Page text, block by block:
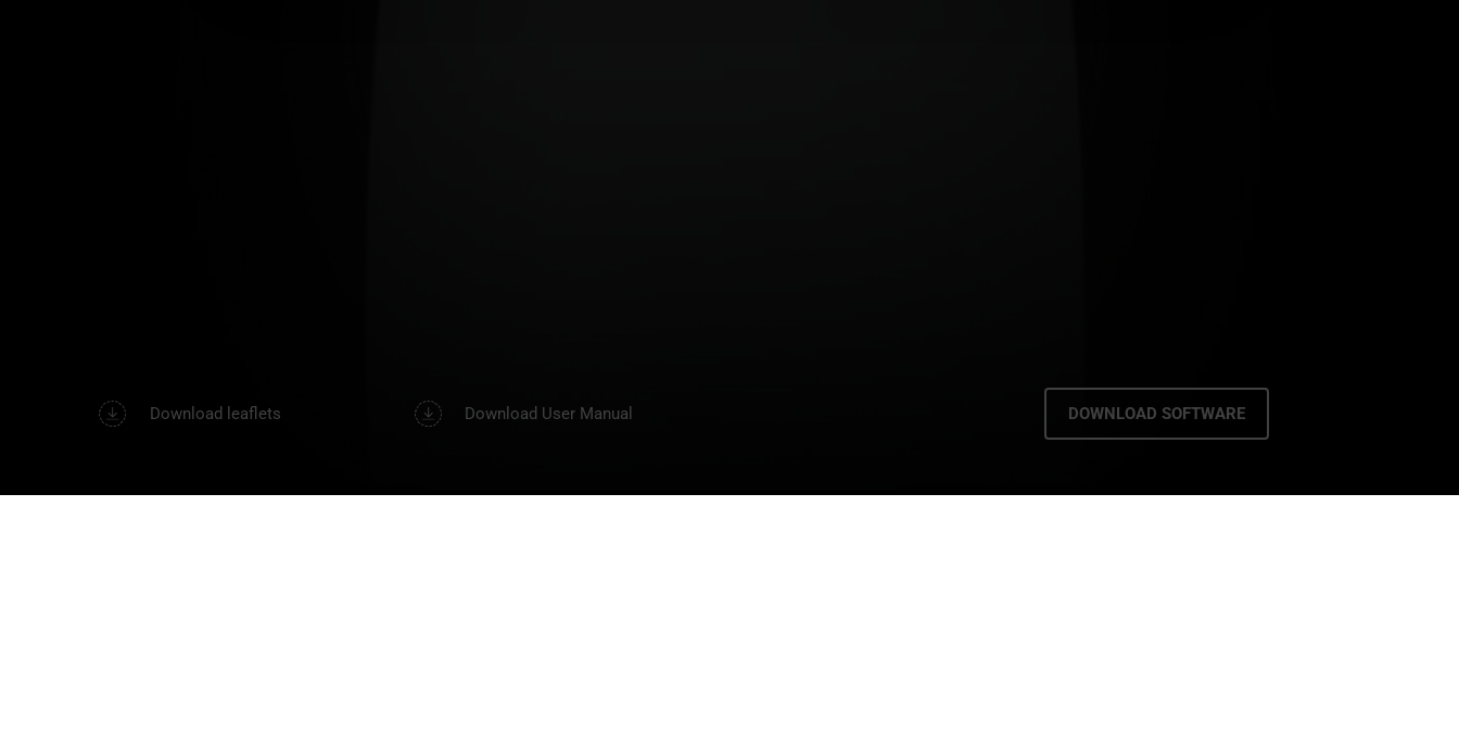
Download leaflets Download User Manual DOWNLOAD SOFTWARE